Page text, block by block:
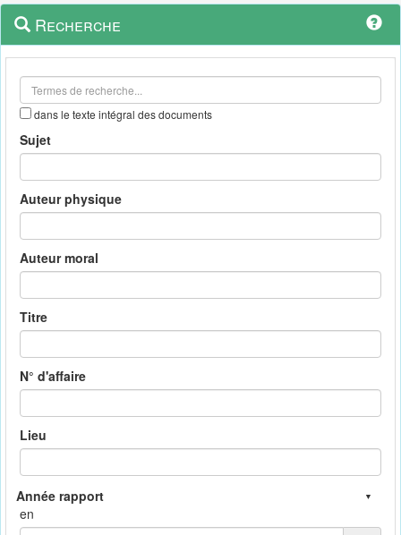
Navigation
outils
Menu
contextuel
Recherche
dans le texte intégral des documents
Sujet
Auteur physique
Auteur moral
Titre
N° d'affaire
Lieu
en